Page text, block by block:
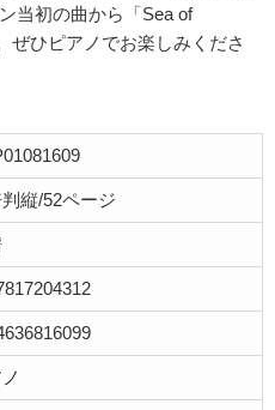
当初の曲から「Sea of
ぜひピアノでお楽しみくださ
縦/52ページ